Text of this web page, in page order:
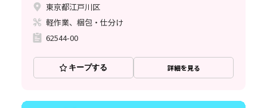
東京都江戸川区
軽作業、梱包・仕分け
62544-00
キープする 詳細を見る